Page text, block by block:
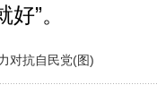
”。
对抗自民党(图)